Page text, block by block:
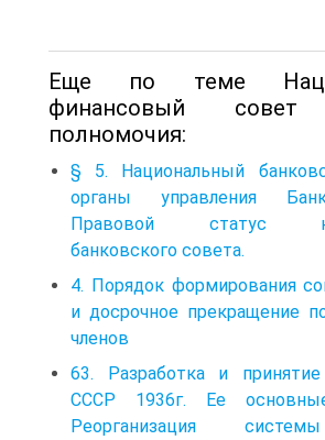
Еще по теме
финансовый
полномочия:
§ 5. Национальный
органы управления
Правовой статус
банковского совета.
4. Порядок формирования
и досрочное прекращение
членов
63. Разработка и
СССР 1936г. Ее
Реорганизация